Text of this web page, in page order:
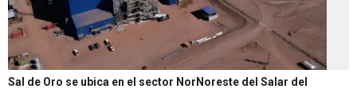
Sal de Oro se ubica en el sector NorNoreste del Salar del